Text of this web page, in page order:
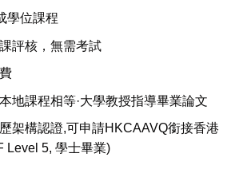
學位課程
評核，無需考試
地課程相等·大學教授指導畢業論文
架構認證,可申請HKCAAVQ銜接香港
Level 5, 學士畢業)